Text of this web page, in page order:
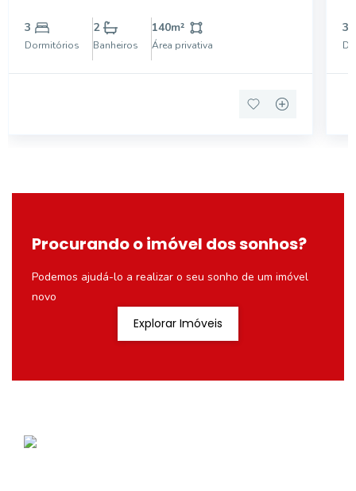
possui 03 dormitórios sendo 01 suíte com armário
planejado, sala, jardim de inverno, cozinha e banheiro
3
Dormitórios
2
Banheiros
140m²
Área privativa
3
Procurando o imóvel dos sonhos?
Podemos ajudá-lo a realizar o seu sonho de um imóvel
novo
Explorar Imóveis